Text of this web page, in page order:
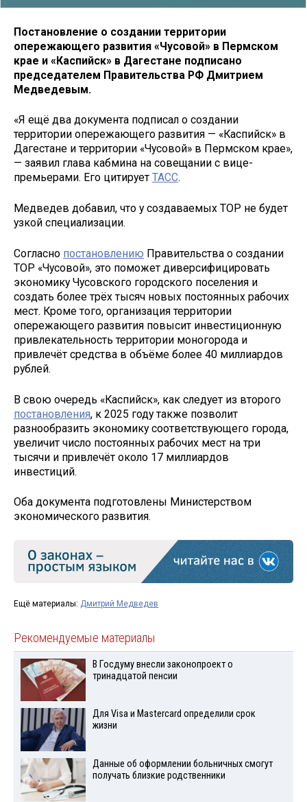
Постановление о создании территории
опережающего развития «Чусовой» в Пермском
крае и «Каспийск» в Дагестане подписано
председателем Правительства РФ Дмитрием
Медведевым.
«Я ещё два документа подписал о создании
территории опережающего развития — «Каспийск» в
Дагестане и территории «Чусовой» в Пермском крае»,
— заявил глава кабмина на совещании с вице-
премьерами. Его цитирует ТАСС.
Медведев добавил, что у создаваемых ТОР не будет
узкой специализации.
Согласно постановлению Правительства о создании
ТОР «Чусовой», это поможет диверсифицировать
экономику Чусовского городского поселения и
создать более трёх тысяч новых постоянных рабочих
мест. Кроме того, организация территории
опережающего развития повысит инвестиционную
привлекательность территории моногорода и
привлечёт средства в объёме более 40 миллиардов
рублей.
В свою очередь «Каспийск», как следует из второго
постановления, к 2025 году также позволит
разнообразить экономику соответствующего города,
увеличит число постоянных рабочих мест на три
тысячи и привлечёт около 17 миллиардов
инвестиций.
Оба документа подготовлены Министерством
экономического развития.
Ещё материалы: Дмитрий Медведев
Рекомендуемые материалы
В Госдуму внесли законопроект о
тринадцатой пенсии
Для Visа и Mastercard определили срок
жизни
Данные об оформлении больничных смогут
получать близкие родственники